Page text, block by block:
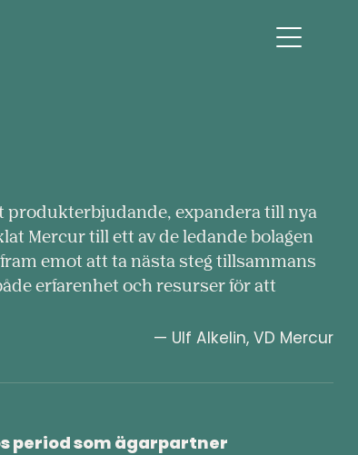
produkterbjudande, expandera till nya
Mercur till ett av de ledande bolagen
emot att ta nästa steg tillsammans
erfarenhet och resurser för att
— Ulf Alkelin, VD Mercur
period som ägarpartner